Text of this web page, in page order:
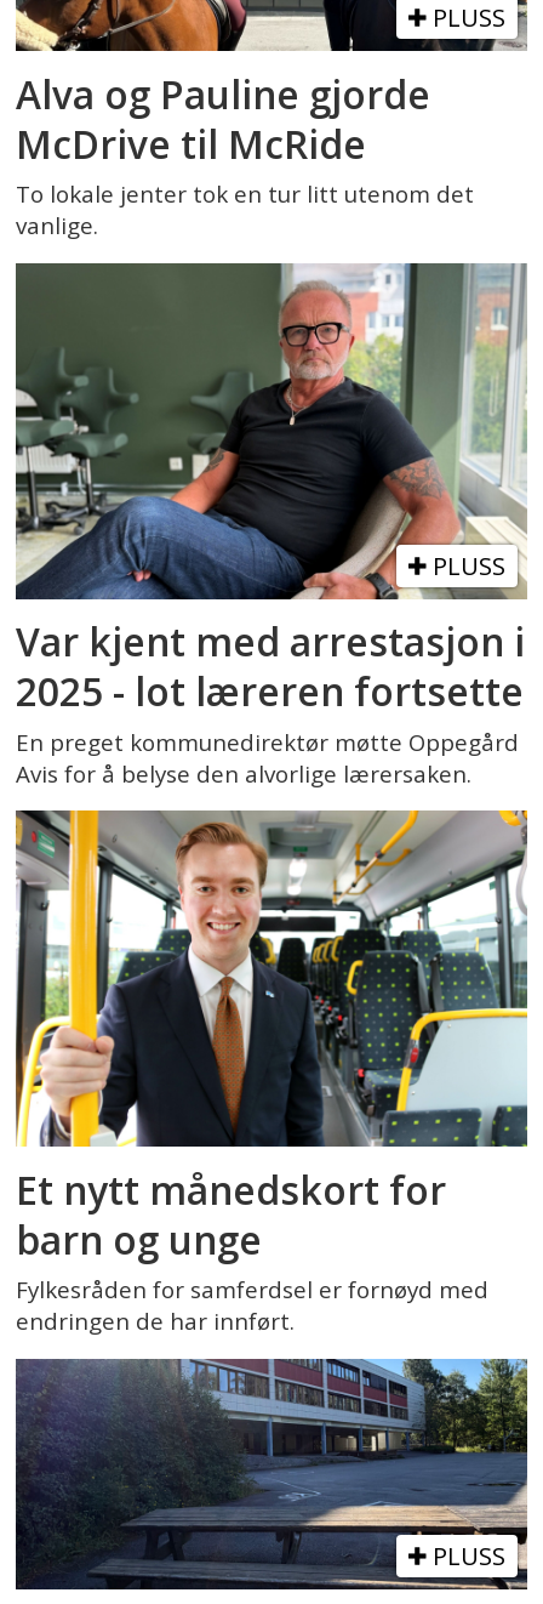
PLUSS
Alva og Pauline gjorde
McDrive til McRide
To lokale jenter tok en tur litt utenom det
vanlige.
PLUSS
Var kjent med arrestasjon i
2025 - lot læreren fortsette
En preget kommunedirektør møtte Oppegård
Avis for å belyse den alvorlige lærersaken.
Et nytt månedskort for
barn og unge
Fylkesråden for samferdsel er fornøyd med
endringen de har innført.
PLUSS